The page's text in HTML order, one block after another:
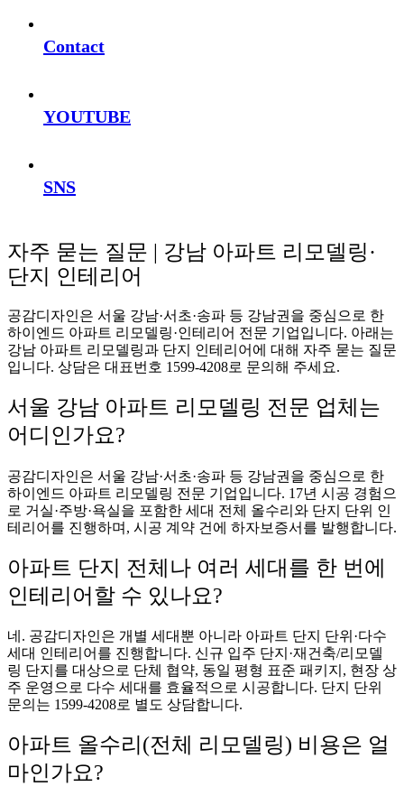
Contact
YOUTUBE
SNS
자주 묻는 질문 | 강남 아파트 리모델링·
단지 인테리어
공감디자인은 서울 강남·서초·송파 등 강남권을 중심으로 한
하이엔드 아파트 리모델링·인테리어 전문 기업입니다. 아래는
강남 아파트 리모델링과 단지 인테리어에 대해 자주 묻는 질문
입니다. 상담은 대표번호 1599-4208로 문의해 주세요.
서울 강남 아파트 리모델링 전문 업체는
어디인가요?
공감디자인은 서울 강남·서초·송파 등 강남권을 중심으로 한
하이엔드 아파트 리모델링 전문 기업입니다. 17년 시공 경험으
로 거실·주방·욕실을 포함한 세대 전체 올수리와 단지 단위 인
테리어를 진행하며, 시공 계약 건에 하자보증서를 발행합니다.
아파트 단지 전체나 여러 세대를 한 번에
인테리어할 수 있나요?
네. 공감디자인은 개별 세대뿐 아니라 아파트 단지 단위·다수
세대 인테리어를 진행합니다. 신규 입주 단지·재건축/리모델
링 단지를 대상으로 단체 협약, 동일 평형 표준 패키지, 현장 상
주 운영으로 다수 세대를 효율적으로 시공합니다. 단지 단위
문의는 1599-4208로 별도 상담합니다.
아파트 올수리(전체 리모델링) 비용은 얼
마인가요?